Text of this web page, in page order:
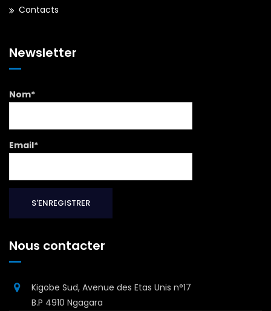
Contacts
Newsletter
Nom*
Email*
Nous contacter
Kigobe Sud, Avenue des Etas Unis n°17
B.P 4910 Ngagara